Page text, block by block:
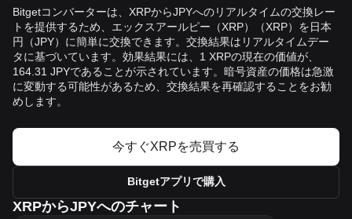
Bitgetコンバーターは、XRPからJPYへのリアルタイムの交換レー
トを提供するため、エックスアールピー（XRP）（XRP）を日本
円（JPY）に簡単に交換できます。交換結果はリアルタイムデー
タに基づいています。効果結果には、1 XRPの現在の価値が、
164.31 JPYであることが示されています。暗号資産の価格は急激
に変動する可能性があるため、交換結果を再確認することをお勧
めします。
今すぐXRPを売買する
Bitgetアプリで購入
XRPからJPYへのチャート